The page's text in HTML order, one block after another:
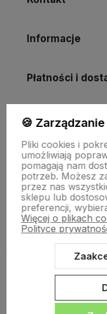
Informacje
Płatności i
Informacje
O nas
Sklep internetowy
🍪
Pliki cookies i
umożliwiają
pomagają nam
potrzeb. Możesz
przez nas
sklepu lub
preferencji,
Więcej o plikach
Polityce